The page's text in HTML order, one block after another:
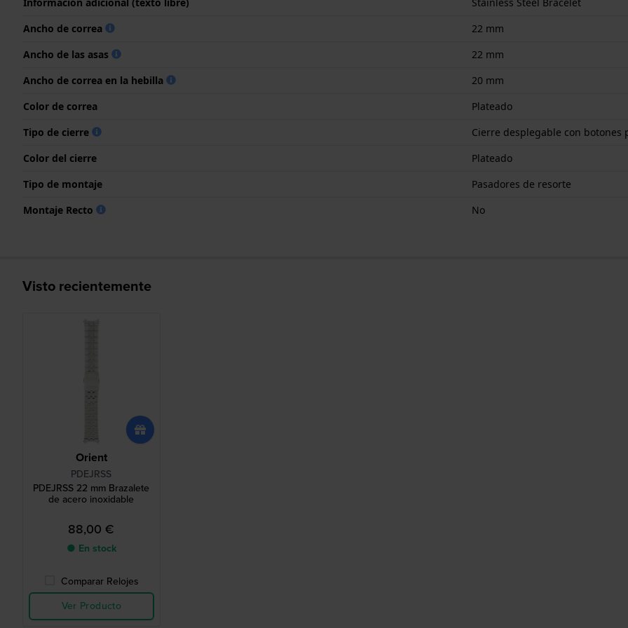
Ancho de correa
22 mm
Ancho de las asas
22 mm
Ancho de correa en la hebilla
20 mm
Color de correa
Plateado
Tipo de cierre
Cierre desplegable con botones
Color del cierre
Plateado
Tipo de montaje
Pasadores de resorte
Montaje Recto
No
Visto recientemente
Orient
PDEJRSS
PDEJRSS 22 mm Brazalete
de acero inoxidable
88,00 €
● En stock
Comparar Relojes
Ver Producto